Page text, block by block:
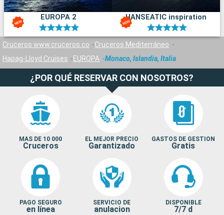
EUROPA 2 HANSEATIC inspiration
Cruceros www.cruceros.co
Cruceros Mediterráneo
Hapag-Lloyd Cruises
EUROPA Monaco, Islandia, Italia
¿POR QUÉ RESERVAR CON NOSOTROS?
MAS DE 10 000
Cruceros
EL MEJOR PRECIO
Garantizado
GASTOS DE GESTION
Gratis
PAGO SEGURO
en línea
SERVICIO DE
anulacion
DISPONIBLE
7/7 d